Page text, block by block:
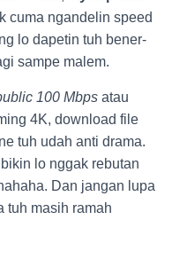
cuma ngandelin speed
lo dapetin tuh bener-
sampe malem.
100 Mbps atau
4K, download file
tuh udah anti drama.
lo nggak rebutan
Dan jangan lupa
tuh masih ramah